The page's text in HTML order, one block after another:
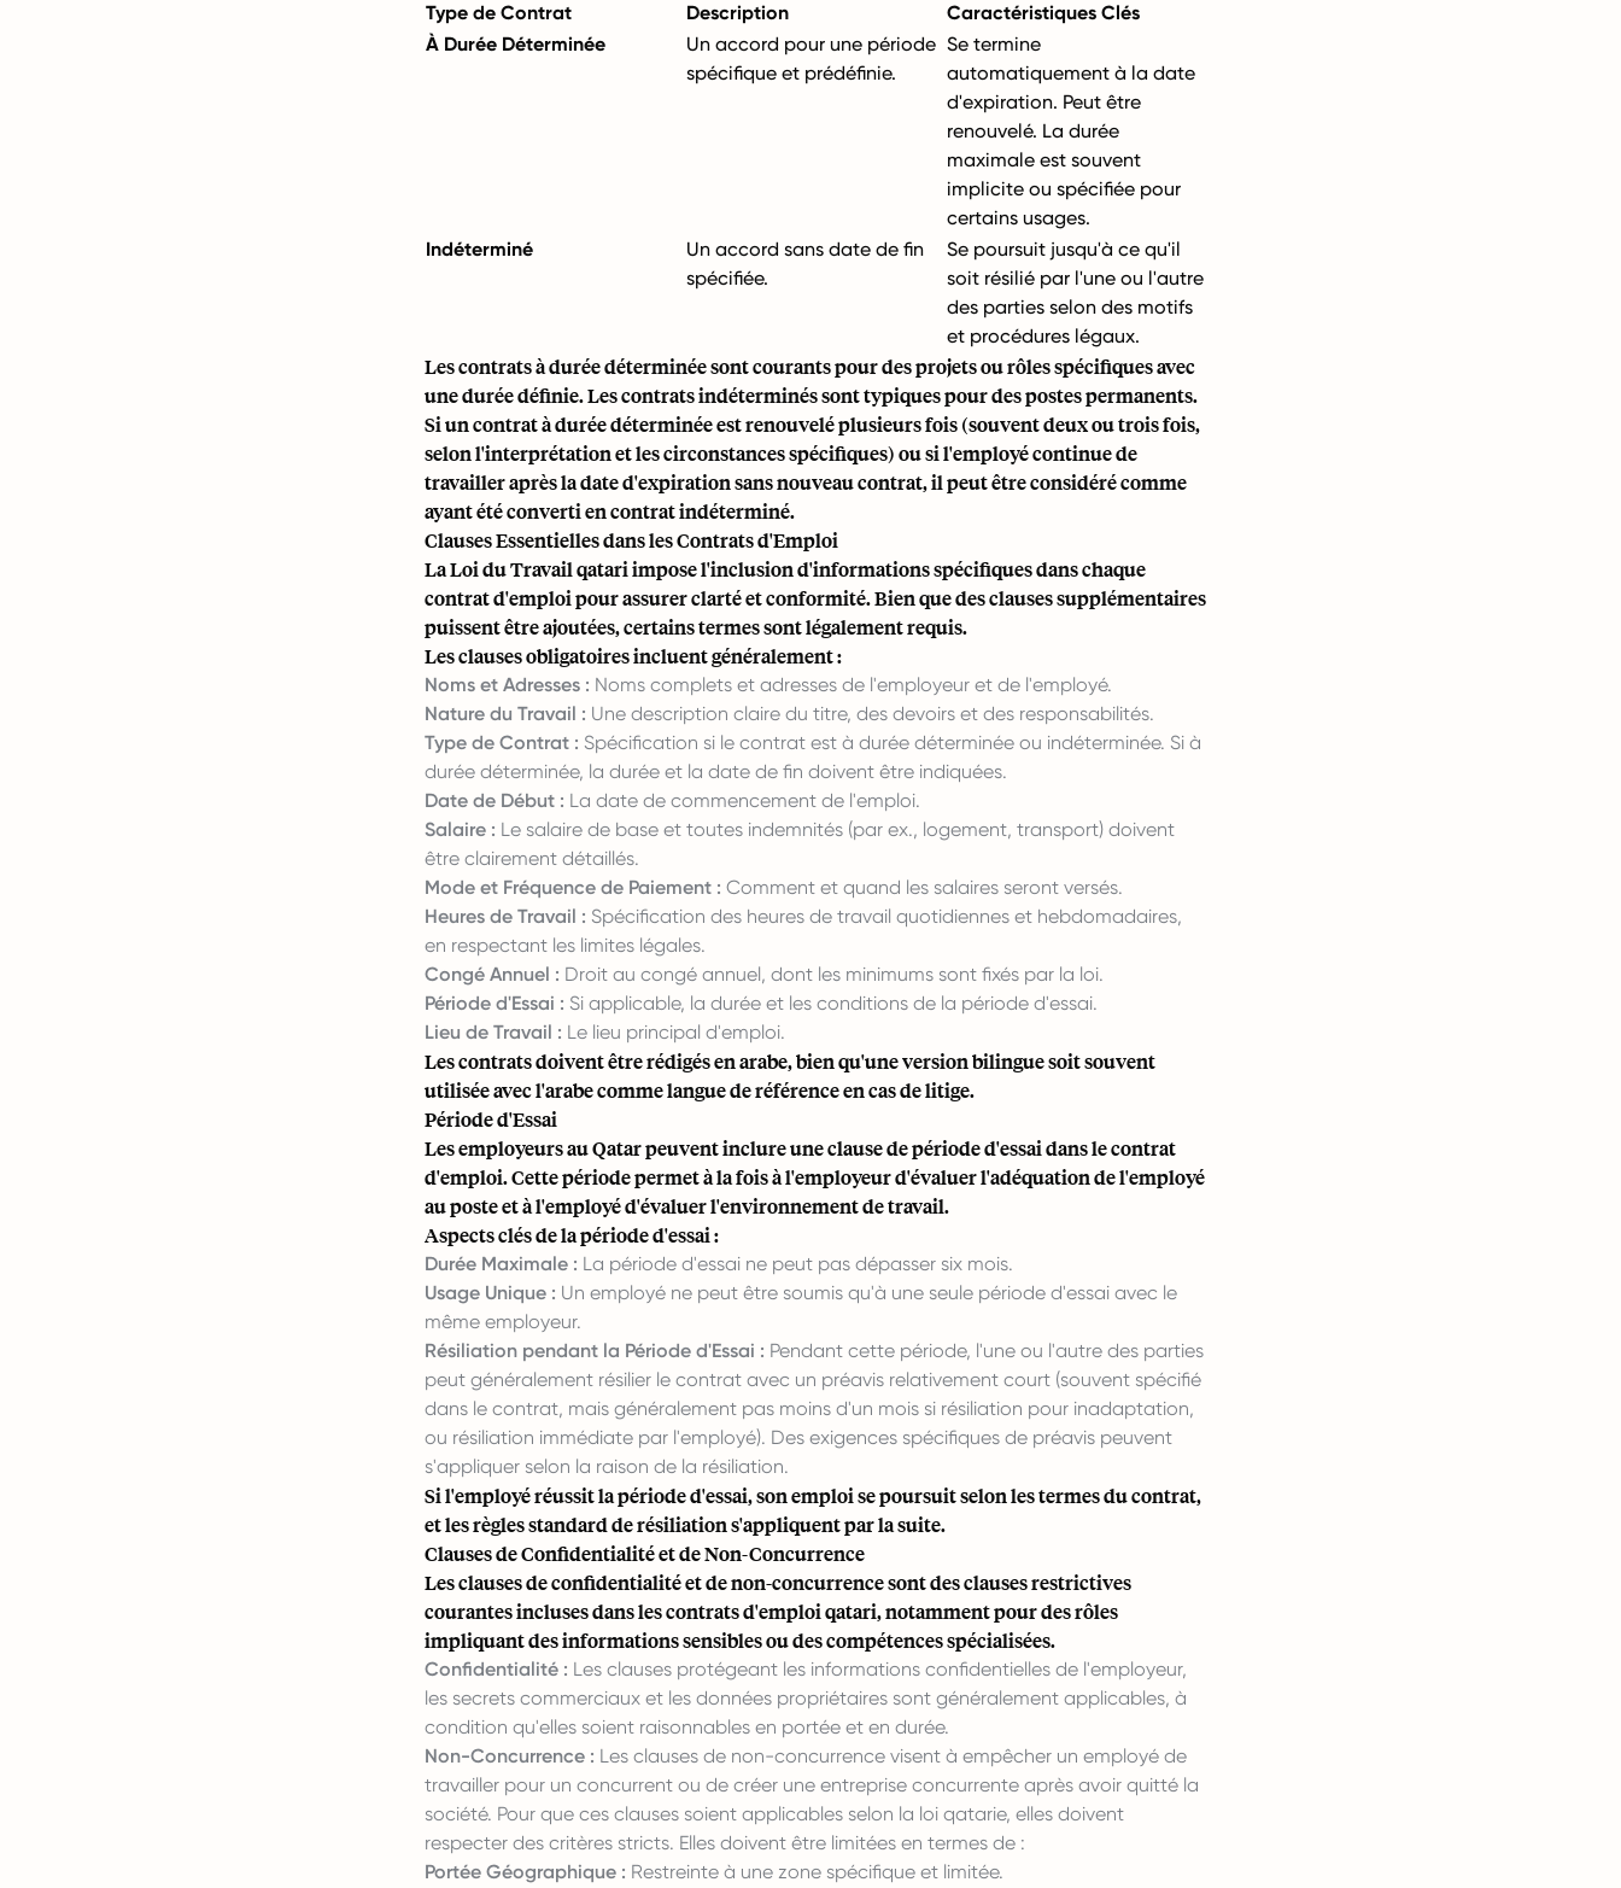
Type de Contrat Description
Caractéristiques Clés
À Durée Déterminée
Un accord pour une période
spécifique et prédéfinie.
Se termine
automatiquement à la date
d'expiration. Peut être
renouvelé. La durée
maximale est souvent
implicite ou spécifiée pour
certains usages.
Indéterminé
Un accord sans date de fin
spécifiée.
Se poursuit jusqu'à ce qu'il
soit résilié par l'une ou l'autre
des parties selon des motifs
et procédures légaux.
Les contrats à durée déterminée sont courants pour des projets ou rôles spécifiques avec
une durée définie. Les contrats indéterminés sont typiques pour des postes permanents.
Si un contrat à durée déterminée est renouvelé plusieurs fois (souvent deux ou trois fois,
selon l'interprétation et les circonstances spécifiques) ou si l'employé continue de
travailler après la date d'expiration sans nouveau contrat, il peut être considéré comme
ayant été converti en contrat indéterminé.
Clauses Essentielles dans les Contrats d'Emploi
La Loi du Travail qatari impose l'inclusion d'informations spécifiques dans chaque
contrat d'emploi pour assurer clarté et conformité. Bien que des clauses supplémentaires
puissent être ajoutées, certains termes sont légalement requis.
Les clauses obligatoires incluent généralement :
Noms et Adresses : Noms complets et adresses de l'employeur et de l'employé.
Nature du Travail : Une description claire du titre, des devoirs et des responsabilités.
Type de Contrat : Spécification si le contrat est à durée déterminée ou indéterminée. Si à
durée déterminée, la durée et la date de fin doivent être indiquées.
Date de Début : La date de commencement de l'emploi.
Salaire : Le salaire de base et toutes indemnités (par ex., logement, transport) doivent
être clairement détaillés.
Mode et Fréquence de Paiement : Comment et quand les salaires seront versés.
Heures de Travail : Spécification des heures de travail quotidiennes et hebdomadaires,
en respectant les limites légales.
Congé Annuel : Droit au congé annuel, dont les minimums sont fixés par la loi.
Période d'Essai : Si applicable, la durée et les conditions de la période d'essai.
Lieu de Travail : Le lieu principal d'emploi.
Les contrats doivent être rédigés en arabe, bien qu'une version bilingue soit souvent
utilisée avec l'arabe comme langue de référence en cas de litige.
Période d'Essai
Les employeurs au Qatar peuvent inclure une clause de période d'essai dans le contrat
d'emploi. Cette période permet à la fois à l'employeur d'évaluer l'adéquation de l'employé
au poste et à l'employé d'évaluer l'environnement de travail.
Aspects clés de la période d'essai :
Durée Maximale : La période d'essai ne peut pas dépasser six mois.
Usage Unique : Un employé ne peut être soumis qu'à une seule période d'essai avec le
même employeur.
Résiliation pendant la Période d'Essai : Pendant cette période, l'une ou l'autre des parties
peut généralement résilier le contrat avec un préavis relativement court (souvent spécifié
dans le contrat, mais généralement pas moins d'un mois si résiliation pour inadaptation,
ou résiliation immédiate par l'employé). Des exigences spécifiques de préavis peuvent
s'appliquer selon la raison de la résiliation.
Si l'employé réussit la période d'essai, son emploi se poursuit selon les termes du contrat,
et les règles standard de résiliation s'appliquent par la suite.
Clauses de Confidentialité et de Non-Concurrence
Les clauses de confidentialité et de non-concurrence sont des clauses restrictives
courantes incluses dans les contrats d'emploi qatari, notamment pour des rôles
impliquant des informations sensibles ou des compétences spécialisées.
Confidentialité : Les clauses protégeant les informations confidentielles de l'employeur,
les secrets commerciaux et les données propriétaires sont généralement applicables, à
condition qu'elles soient raisonnables en portée et en durée.
Non-Concurrence : Les clauses de non-concurrence visent à empêcher un employé de
travailler pour un concurrent ou de créer une entreprise concurrente après avoir quitté la
société. Pour que ces clauses soient applicables selon la loi qatarie, elles doivent
respecter des critères stricts. Elles doivent être limitées en termes de :
Portée Géographique : Restreinte à une zone spécifique et limitée.